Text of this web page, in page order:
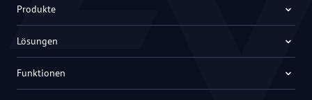
Produkte
Lösungen
Funktionen